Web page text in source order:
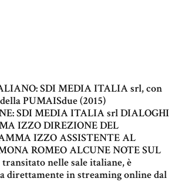
SDI MEDIA ITALIA srl, con
PUMAISdue (2015)
SDI MEDIA ITALIA srl DIALOGHI
IZZO DIREZIONE DEL
IZZO ASSISTENTE AL
ROMEO ALCUNE NOTE SUL
nelle sale italiane, è
direttamente in streaming online dal